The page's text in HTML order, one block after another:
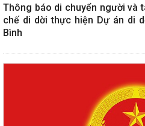
Thông báo di chuyển người và
chế di dời thực hiện Dự án di
Bình